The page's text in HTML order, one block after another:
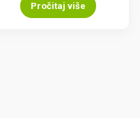
Pročitaj više